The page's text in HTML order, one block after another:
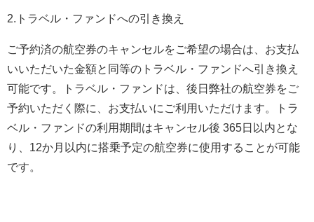
2.トラベル・ファンドへの引き換え
ご予約済の航空券のキャンセルをご希望の場合は、お支払
いいただいた金額と同等のトラベル・ファンドへ引き換え
可能です。トラベル・ファンドは、後日弊社の航空券をご
予約いただく際に、お支払いにご利用いただけます。トラ
ベル・ファンドの利用期間はキャンセル後 365日以内とな
り、12か月以内に搭乗予定の航空券に使用することが可能
です。